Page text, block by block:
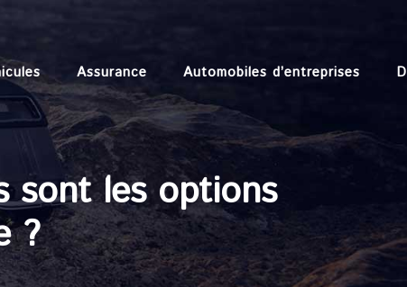
Assurance Automobiles d’entreprises
sont les options
?